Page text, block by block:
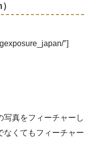
″]
写真をフィーチャーし
なくてもフィーチャー